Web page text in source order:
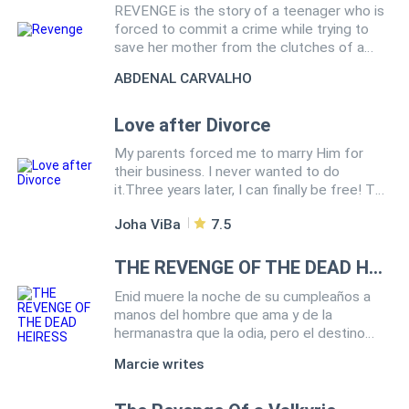
Cosa Nostra ¿O Matteo sellará el destino
de ella de la peor manera?
hombre arrogante y que sus negocios al
parecer son algo turbios, se conocerán en
este bar, y es así como comienza su
REVENGE is the story of a teenager who is
forced to commit a crime while trying to
save her mother from the clutches of a
trajectory has been made only of pain,
a man who out of love decides to help her
happiness.
ABDENAL CARVALHO
Love after Divorce
My parents forced me to marry Him for
their business. I never wanted to do
it.Three years later, I can finally be free! The
happiness, do what I always wanted, and
hovering over me.Once I manage to sign
and never return...My name is Mason, and
I'm currently 34 years old. Three years ago, I
got married because my parents forced me
the one who isn't and never was my
Joha ViBa 7.5
THE REVENGE OF THE DEAD HEIRESS
Enid muere la noche de su cumpleaños a
manos del hombre que ama y de la
hermanastra que la odia, pero el destino
oportunidad. Renace en el cuerpo de Isla...
Marcie writes